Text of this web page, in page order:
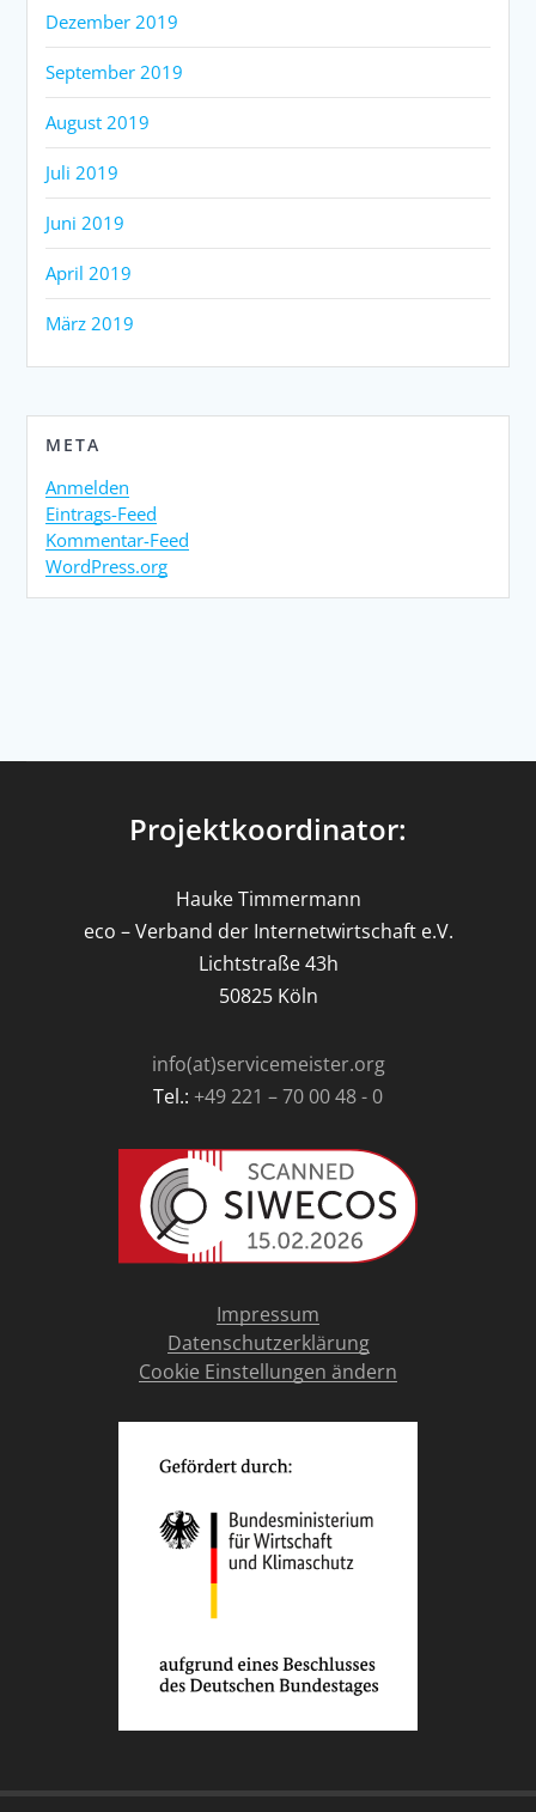
Dezember 2019
September 2019
August 2019
Juli 2019
Juni 2019
April 2019
März 2019
META
Anmelden
Eintrags-Feed
Kommentar-Feed
WordPress.org
Projektkoordinator:
Hauke Timmermann
eco – Verband der Internetwirtschaft e.V.
Lichtstraße 43h
50825 Köln
info(at)servicemeister.org
Tel.: +49 221 – 70 00 48 - 0
Impressum
Datenschutzerklärung
Cookie Einstellungen ändern